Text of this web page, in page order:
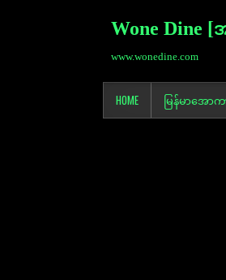
Wone Dine [
www.wonedine.com
HOME မြန်မာအောက